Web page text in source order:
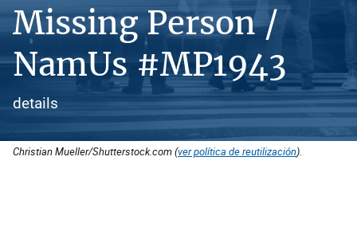
Missing Person /
NamUs #MP1943
details
Christian Mueller/Shutterstock.com (ver política de reutilización).